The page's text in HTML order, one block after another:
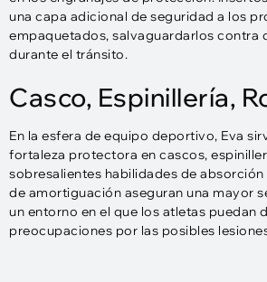
una capa adicional de seguridad a los
empaquetados, salvaguardarlos contra
durante el tránsito.
Casco, Espinillería,
En la esfera de equipo deportivo, Eva
fortaleza protectora en cascos,
sobresalientes habilidades de
de amortiguación aseguran una mayor
un entorno en el que los atletas puedan
preocupaciones por las posibles